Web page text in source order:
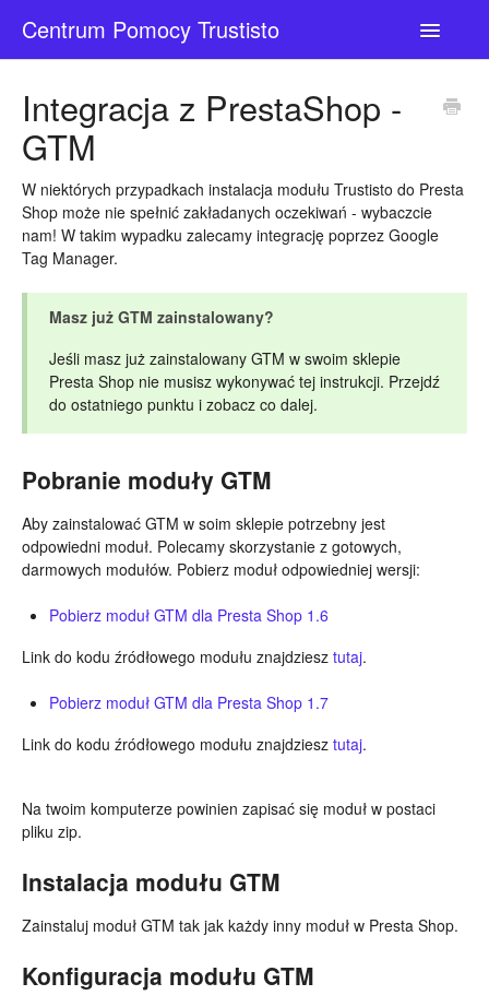
Centrum Pomocy Trustisto
Toggle
Integracja z PrestaShop -
GTM
W niektórych przypadkach instalacja modułu Trustisto do Presta
Shop może nie spełnić zakładanych oczekiwań - wybaczcie
nam! W takim wypadku zalecamy integrację poprzez Google
Tag Manager.
Masz już GTM zainstalowany?
Jeśli masz już zainstalowany GTM w swoim sklepie
Presta Shop nie musisz wykonywać tej instrukcji. Przejdź
do ostatniego punktu i zobacz co dalej.
Pobranie moduły GTM
Aby zainstalować GTM w soim sklepie potrzebny jest
odpowiedni moduł. Polecamy skorzystanie z gotowych,
darmowych modułów. Pobierz moduł odpowiedniej wersji:
Pobierz moduł GTM dla Presta Shop 1.6
Link do kodu źródłowego modułu znajdziesz tutaj.
Pobierz moduł GTM dla Presta Shop 1.7
Link do kodu źródłowego modułu znajdziesz tutaj.
Na twoim komputerze powinien zapisać się moduł w postaci
pliku zip.
Instalacja modułu GTM
Zainstaluj moduł GTM tak jak każdy inny moduł w Presta Shop.
Konfiguracja modułu GTM